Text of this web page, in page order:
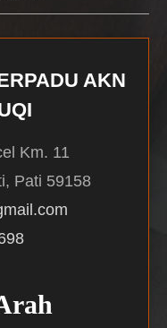
AKN
Km. 11
Pati 59158